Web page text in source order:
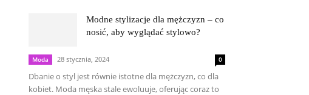
Modne stylizacje dla mężczyzn – co
nosić, aby wyglądać stylowo?
Moda 28 stycznia, 2024 0
Dbanie o styl jest równie istotne dla mężczyzn, co dla
kobiet. Moda męska stale ewoluuje, oferując coraz to